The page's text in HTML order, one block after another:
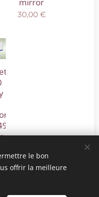
mirror
30,00€
le bon
offrir la meilleure